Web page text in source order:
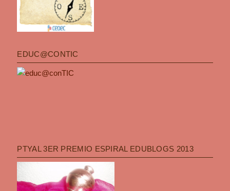
EDUC@CONTIC
PTYAL 3ER PREMIO ESPIRAL EDUBLOGS 2013